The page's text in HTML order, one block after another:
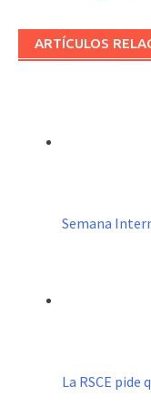
ARTÍCULOS
Semana
La RSCE